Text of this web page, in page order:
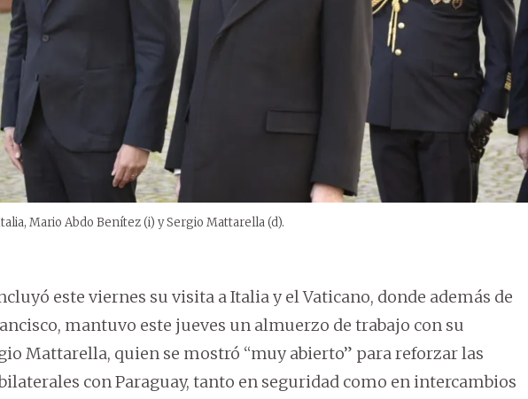
Mario Abdo Benítez (i) y Sergio Mattarella (d).
este viernes su visita a Italia y el Vaticano, donde además de
mantuvo este jueves un almuerzo de trabajo con su
Mattarella, quien se mostró “muy abierto” para reforzar las
con Paraguay, tanto en seguridad como en intercambios